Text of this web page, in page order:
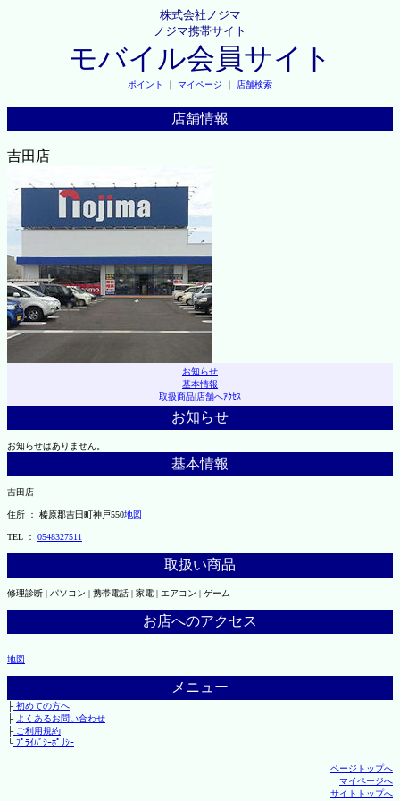
株式会社ノジマ
ノジマ携帯サイト
モバイル会員サイト
ポイント ｜ マイページ ｜ 店舗検索
店舗情報
吉田店
お知らせ
基本情報
取扱商品|店舗へｱｸｾｽ
お知らせ
お知らせはありません。
基本情報
吉田店
住所 ： 榛原郡吉田町神戸550地図
TEL ： 0548327511
取扱い商品
修理診断 | パソコン | 携帯電話 | 家電 | エアコン | ゲーム
お店へのアクセス
地図
メニュー
├初めての方へ
├ よくあるお問い合わせ
├ご利用規約
└ﾌﾟﾗｲﾊﾞｼｰﾎﾟﾘｼｰ
ページトップへ
マイページへ
サイトトップへ